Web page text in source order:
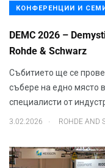
КОНФЕРЕНЦИИ И
DEMC 2026 –
Rohde & Schwarz
Събитието ще се
събере на едно място
специалисти от
3.02.2026 . ROHDE AND